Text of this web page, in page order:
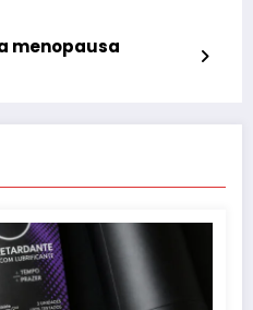
menopausa